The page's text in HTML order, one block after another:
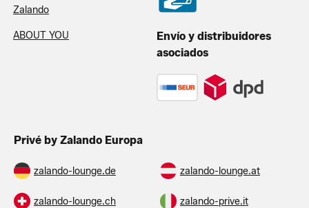
Zalando
ABOUT YOU
Envío y distribuidores
asociados
Privé by Zalando Europa
zalando-lounge.de zalando-lounge.at
zalando-lounge.ch zalando-prive.it